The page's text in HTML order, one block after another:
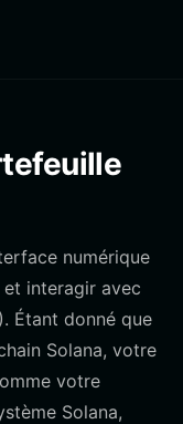
numérique
interagir avec
Étant donné que
Solana, votre
votre
Solana,